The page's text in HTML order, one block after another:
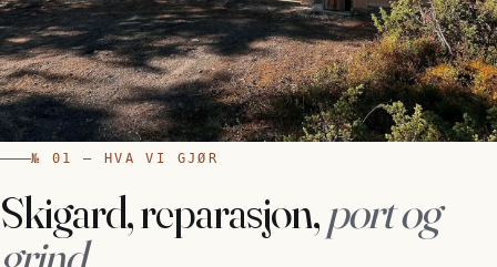
№ 01 — HVA VI GJØR
Skigard, reparasjon,port og